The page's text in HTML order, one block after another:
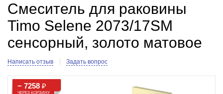
Смеситель для раковины
Timo Selene 2073/17SM
сенсорный, золото матовое
Написать отзыв Задать вопрос
− 7258₽
ЧЕРЕЗ КОРЗИНУ